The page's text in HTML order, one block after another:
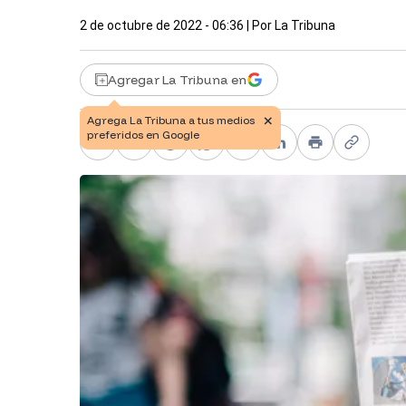
2 de octubre de 2022 - 06:36 | Por La Tribuna
Agregar La Tribuna en
Facebook
X TelegramWhatsApp
PinterestLinkedIn
PrintCopy